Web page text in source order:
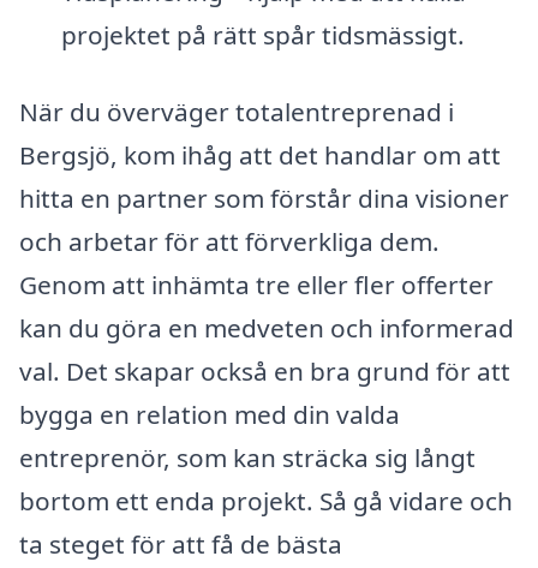
projektet på rätt spår tidsmässigt.
När du överväger totalentreprenad i
Bergsjö, kom ihåg att det handlar om att
hitta en partner som förstår dina visioner
och arbetar för att förverkliga dem.
Genom att inhämta tre eller fler offerter
kan du göra en medveten och informerad
val. Det skapar också en bra grund för att
bygga en relation med din valda
entreprenör, som kan sträcka sig långt
bortom ett enda projekt. Så gå vidare och
ta steget för att få de bästa